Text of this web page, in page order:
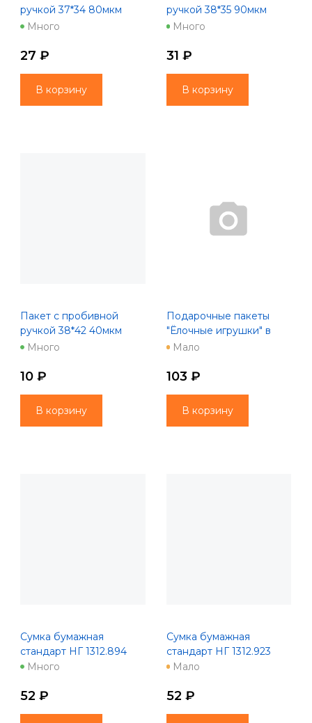
ручкой 37*34 80мкм
Дарите счастье НГод
Много
27 ₽
В корзину
ручкой 38*35 90мкм
Бирюза НГод
Много
31 ₽
В корзину
Пакет с пробивной
ручкой 38*42 40мкм
Вечерок НГод
Много
10 ₽
В корзину
Подарочные пакеты
"Ёлочные игрушки" в
ассортименте, 49x40x19
Мало
103 ₽
В корзину
Сумка бумажная
стандарт НГ 1312.894
Много
52 ₽
Сумка бумажная
стандарт НГ 1312.923
Мало
52 ₽